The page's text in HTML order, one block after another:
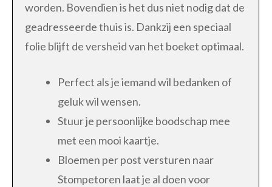
worden. Bovendien is het dus niet nodig dat de
geadresseerde thuis is. Dankzij een speciaal
folie blijft de versheid van het boeket optimaal.
Perfect als je iemand wil bedanken of
geluk wil wensen.
Stuur je persoonlijke boodschap mee
met een mooi kaartje.
Bloemen per post versturen naar
Stompetoren laat je al doen voor